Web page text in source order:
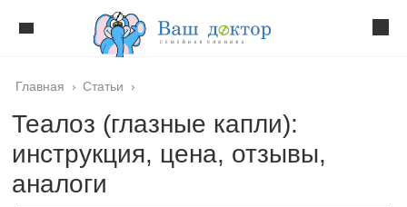
Главная › Статьи ›
Теалоз (глазные капли):
инструкция, цена, отзывы,
аналоги